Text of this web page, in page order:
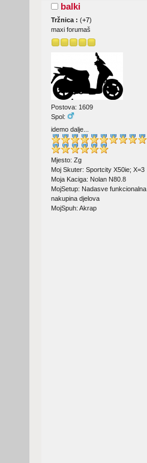
balki
Tržnica : (+7)
maxi forumaš
Postova: 1609
Spol:
idemo dalje...
Mjesto: Zg
Moj Skuter: Sportcity X50ie; X=3
Moja Kaciga: Nolan N80.8
MojSetup: Nadasve funkcionalna
nakupina djelova
MojSpuh: Akrap